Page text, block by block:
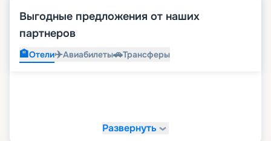
Выгодные предложения от наших
партнеров
🏨Отели✈️Авиабилеты🚗Трансферы
Развернуть